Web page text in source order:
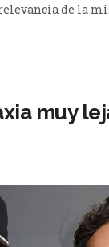
de la
muy